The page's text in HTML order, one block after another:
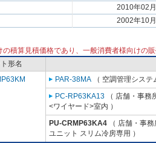
2010年02
2002年10
積算見積価格であり、一般消費者様向けの販
形名
PAR-38MA （ 空調管理システ
PC-RP63KA13 （ 店舗・事務
<ワイヤード>室内 ）
PU-CRMP63KA4 （ 店舗・事
ユニット スリム冷房専用 ）